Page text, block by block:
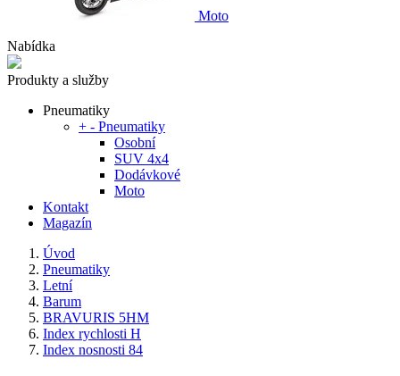
Moto
Nabídka
Produkty a služby
Pneumatiky
+ - Pneumatiky
Osobní
SUV 4x4
Dodávkové
Moto
Kontakt
Magazín
Úvod
Pneumatiky
Letní
Barum
BRAVURIS 5HM
Index rychlosti H
Index nosnosti 84